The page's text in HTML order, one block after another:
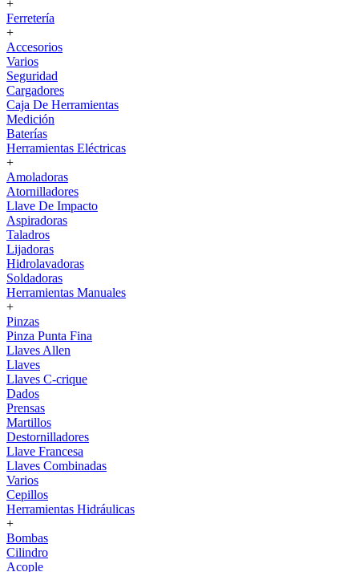
+
Ferretería
+
Accesorios
Varios
Seguridad
Cargadores
Caja De Herramientas
Medición
Baterías
Herramientas Eléctricas
+
Amoladoras
Atornilladores
Llave De Impacto
Aspiradoras
Taladros
Lijadoras
Hidrolavadoras
Soldadoras
Herramientas Manuales
+
Pinzas
Pinza Punta Fina
Llaves Allen
Llaves
Llaves C-crique
Dados
Prensas
Martillos
Destornilladores
Llave Francesa
Llaves Combinadas
Varios
Cepillos
Herramientas Hidráulicas
+
Bombas
Cilindro
Acople